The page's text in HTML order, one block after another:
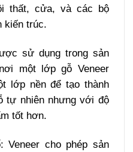
thất, cửa, và các bộ
kiến trúc.
sử dụng trong sản
một lớp gỗ Veneer
lớp nền để tạo thành
tự nhiên nhưng với độ
tốt hơn.
: Veneer cho phép sản